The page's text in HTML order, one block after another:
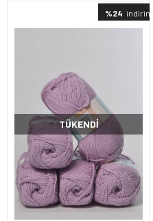
%24 indirimli
TÜKENDI